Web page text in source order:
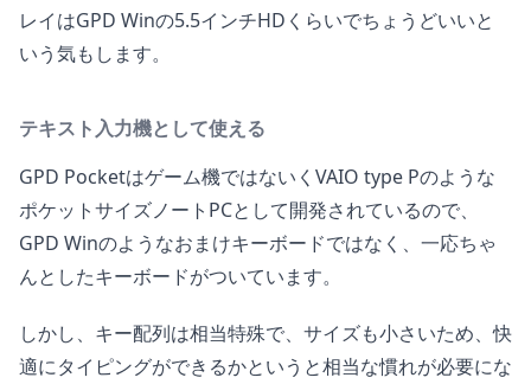
レイはGPD Winの5.5インチHDくらいでちょうどいいと
いう気もします。
テキスト入力機として使える
GPD Pocketはゲーム機ではないくVAIO type Pのような
ポケットサイズノートPCとして開発されているので、
GPD Winのようなおまけキーボードではなく、一応ちゃ
んとしたキーボードがついています。
しかし、キー配列は相当特殊で、サイズも小さいため、快
適にタイピングができるかというと相当な慣れが必要にな